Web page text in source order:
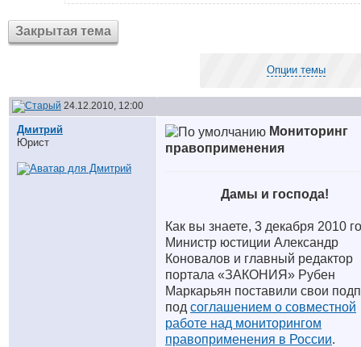
Закрытая тема
Опции темы
24.12.2010, 12:00
Дмитрий
Юрист
Мониторинг
правоприменения
Дамы и господа!
Как вы знаете, 3 декабря 2010
Министр юстиции Александр
Коновалов и главный редактор
портала «ЗАКОНИЯ» Рубен
Маркарьян поставили свои
под соглашением о совместной
работе над мониторингом
правоприменения в России.